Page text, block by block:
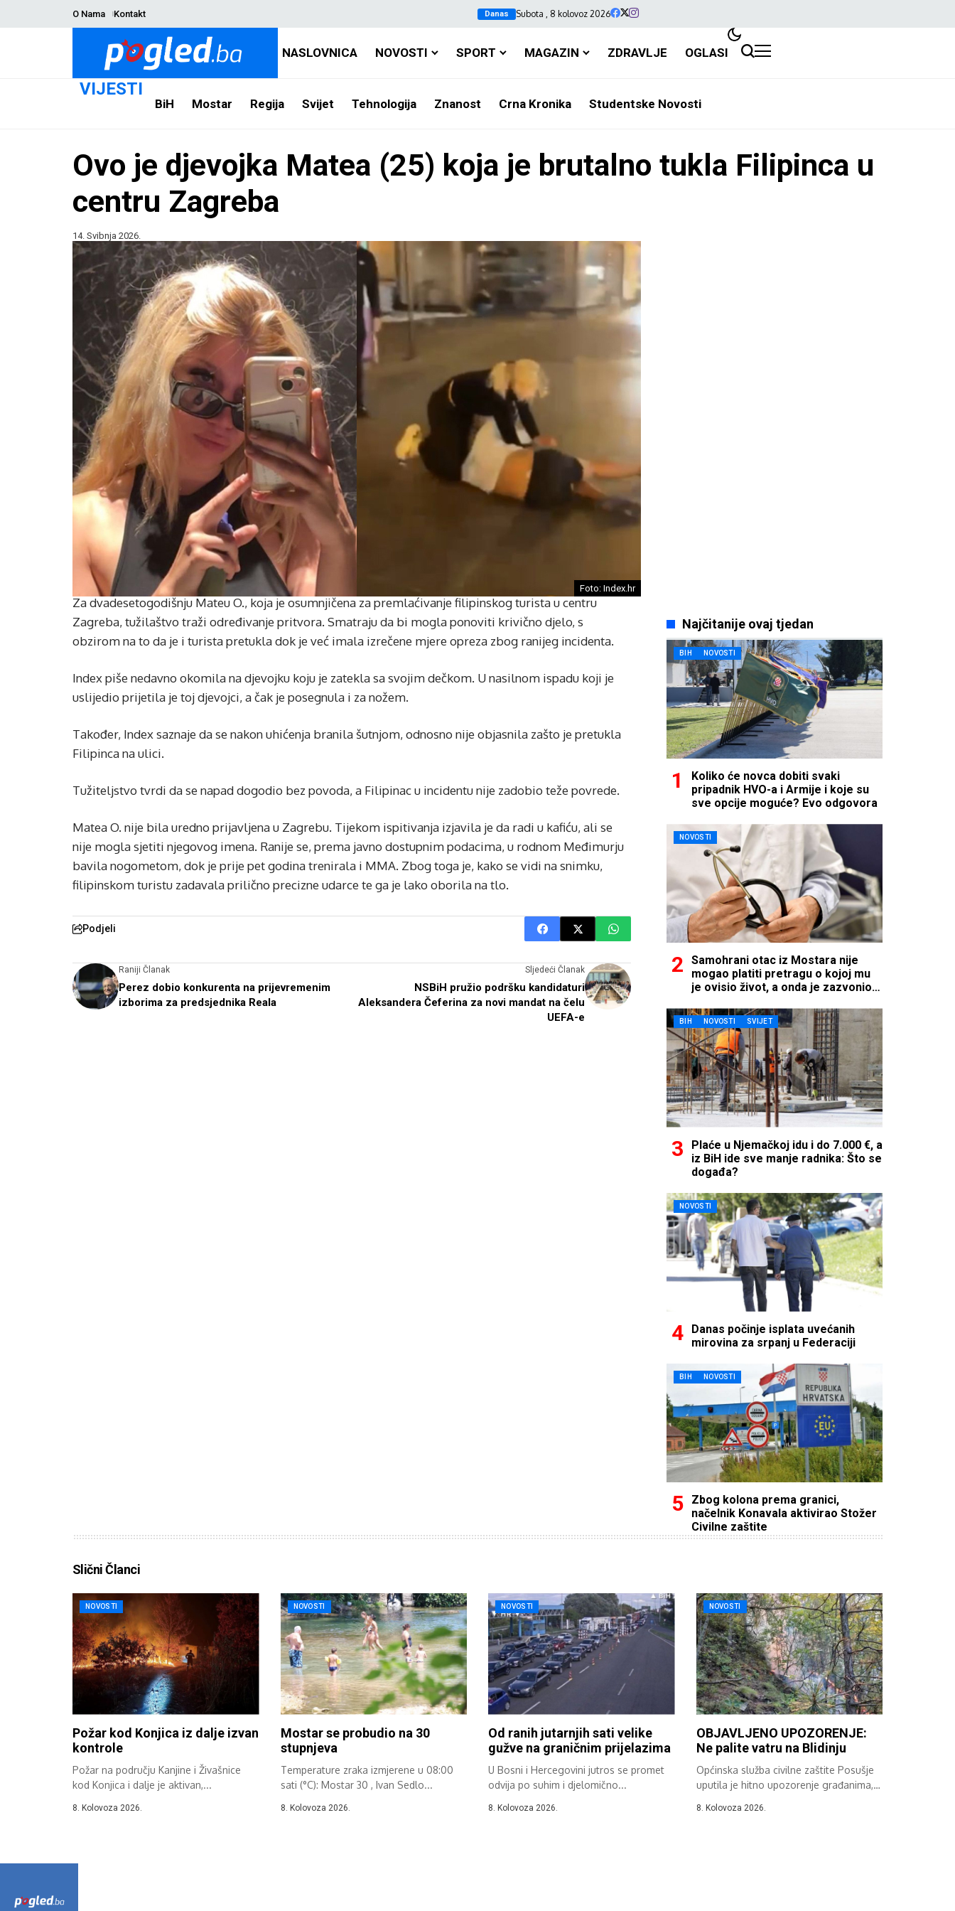
O Nama Kontakt Danas Subota , 8 kolovoz 2026
NASLOVNICA NOVOSTI SPORT MAGAZIN ZDRAVLJE OGLASI
VIJESTI
BiH Mostar Regija Svijet Tehnologija Znanost Crna Kronika Studentske Novosti
Ovo je djevojka Matea (25) koja je brutalno tukla Filipinca u
centru Zagreba
14. Svibnja 2026.
Foto: Index.hr
Za dvadesetogodišnju Mateu O., koja je osumnjičena za premlaćivanje filipinskog turista u centru
Zagreba, tužilaštvo traži određivanje pritvora. Smatraju da bi mogla ponoviti krivično djelo, s
obzirom na to da je i turista pretukla dok je već imala izrečene mjere opreza zbog ranijeg incidenta.
Index piše nedavno okomila na djevojku koju je zatekla sa svojim dečkom. U nasilnom ispadu koji je
uslijedio prijetila je toj djevojci, a čak je posegnula i za nožem.
Također, Index saznaje da se nakon uhićenja branila šutnjom, odnosno nije objasnila zašto je pretukla
Filipinca na ulici.
Tužiteljstvo tvrdi da se napad dogodio bez povoda, a Filipinac u incidentu nije zadobio teže povrede.
Matea O. nije bila uredno prijavljena u Zagrebu. Tijekom ispitivanja izjavila je da radi u kafiću, ali se
nije mogla sjetiti njegovog imena. Ranije se, prema javno dostupnim podacima, u rodnom Međimurju
bavila nogometom, dok je prije pet godina trenirala i MMA. Zbog toga je, kako se vidi na snimku,
filipinskom turistu zadavala prilično precizne udarce te ga je lako oborila na tlo.
Podjeli
Raniji Članak
Perez dobio konkurenta na prijevremenim
izborima za predsjednika Reala
Sljedeći Članak
NSBiH pružio podršku kandidaturi
Aleksandera Čeferina za novi mandat na čelu
UEFA-e
Najčitanije ovaj tjedan
BIH NOVOSTI
Koliko će novca dobiti svaki
pripadnik HVO-a i Armije i koje su
sve opcije moguće? Evo odgovora
NOVOSTI
Samohrani otac iz Mostara nije
mogao platiti pretragu o kojoj mu
je ovisio život, a onda je zazvonio
BIH NOVOSTI SVIJET
Plaće u Njemačkoj idu i do 7.000 €, a
iz BiH ide sve manje radnika: Što se
događa?
NOVOSTI
Danas počinje isplata uvećanih
mirovina za srpanj u Federaciji
BIH NOVOSTI
Zbog kolona prema granici,
načelnik Konavala aktivirao Stožer
Civilne zaštite
Slični Članci
NOVOSTI
Požar kod Konjica iz dalje izvan
kontrole
Požar na području Kanjine i Živašnice
kod Konjica i dalje je aktivan,...
8. Kolovoza 2026.
NOVOSTI
Mostar se probudio na 30
stupnjeva
Temperature zraka izmjerene u 08:00
sati (°C): Mostar 30 , Ivan Sedlo...
8. Kolovoza 2026.
NOVOSTI
Od ranih jutarnjih sati velike
gužve na graničnim prijelazima
U Bosni i Hercegovini jutros se promet
odvija po suhim i djelomično...
8. Kolovoza 2026.
NOVOSTI
OBJAVLJENO UPOZORENJE:
Ne palite vatru na Blidinju
Općinska služba civilne zaštite Posušje
uputila je hitno upozorenje građanima,
8. Kolovoza 2026.